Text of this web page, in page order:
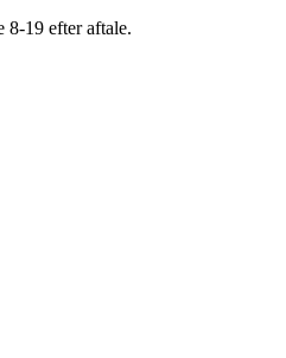
8-19 efter aftale.